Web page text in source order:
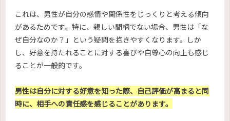
これは、男性が自分の感情や関係性をじっくりと考える傾向
があるためです。特に、親しい間柄でない場合、男性は「な
ぜ自分なのか？」という疑問を抱きやすくなります。しか
し、好意を持たれることに対する喜びや自尊心の向上も感じ
ることが一般的です。
男性は自分に対する好意を知った際、自己評価が高まると同
時に、相手への責任感を感じることがあります。